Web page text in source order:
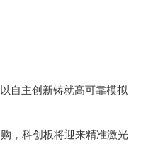
自主创新铸就高可靠模拟
，科创板将迎来精准激光